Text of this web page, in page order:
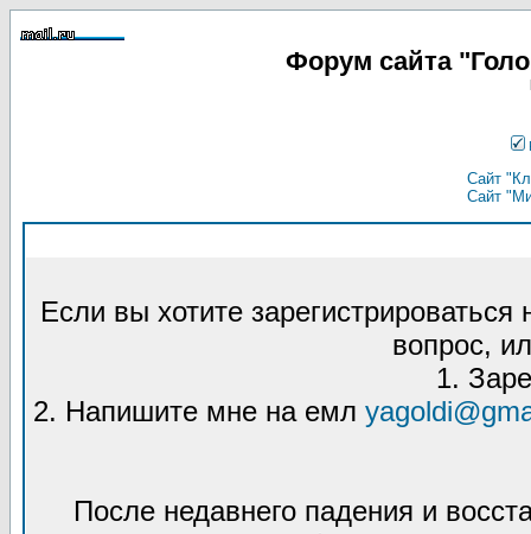
Форум сайта
Сайт
Сайт
Если вы хотите
вопрос,
1.
2. Напишите мне на емл
После недавнего падения и